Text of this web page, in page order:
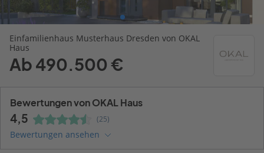
Einfamilienhaus Musterhaus Dresden von OKAL
Haus
Ab 490.500 €
Bewertungen von OKAL Haus
4,5 (25)
Bewertungen ansehen